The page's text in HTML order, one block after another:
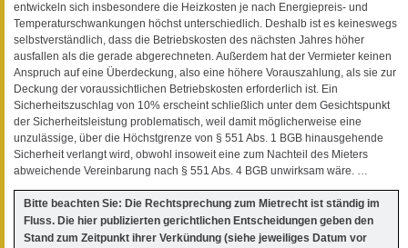
entwickeln sich insbesondere die Heizkosten je nach Energiepreis- und
Temperaturschwankungen höchst unterschiedlich. Deshalb ist es keineswegs
selbstverständlich, dass die Betriebskosten des nächsten Jahres höher
ausfallen als die gerade abgerechneten. Außerdem hat der Vermieter keinen
Anspruch auf eine Überdeckung, also eine höhere Vorauszahlung, als sie zur
Deckung der voraussichtlichen Betriebskosten erforderlich ist. Ein
Sicherheitszuschlag von 10% erscheint schließlich unter dem Gesichtspunkt
der Sicherheitsleistung problematisch, weil damit möglicherweise eine
unzulässige, über die Höchstgrenze von § 551 Abs. 1 BGB hinausgehende
Sicherheit verlangt wird, obwohl insoweit eine zum Nachteil des Mieters
abweichende Vereinbarung nach § 551 Abs. 4 BGB unwirksam wäre. …
Bitte beachten Sie: Die Rechtsprechung zum Mietrecht ist ständig im
Fluss. Die hier publizierten gerichtlichen Entscheidungen geben den
Stand zum Zeitpunkt ihrer Verkündung (siehe jeweiliges Datum vor